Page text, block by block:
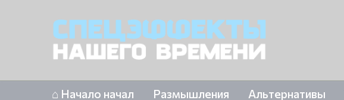
⌂ Начало начал Размышления Альтернативы